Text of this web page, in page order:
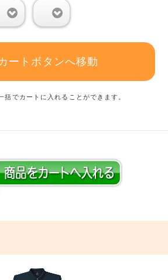
ートボタンへ移動
括でカートに入れることができます。